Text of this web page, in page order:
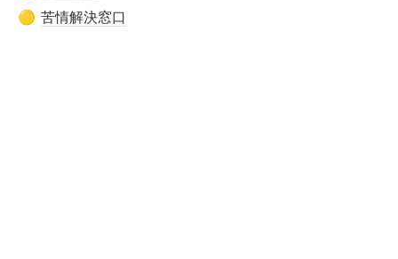
🟡 苦情解決窓口